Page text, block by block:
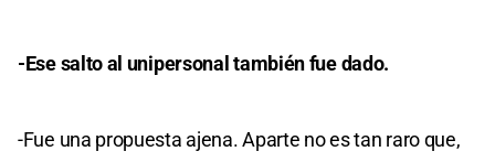
-Ese salto al unipersonal también fue dado.
-Fue una propuesta ajena. Aparte no es tan raro que,